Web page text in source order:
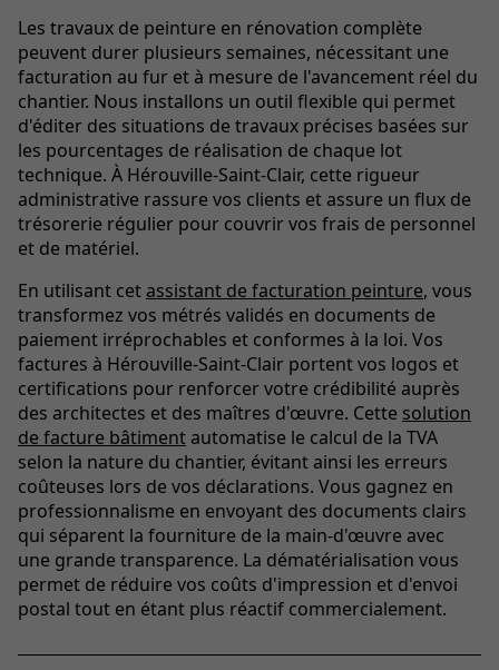
Les travaux de peinture en rénovation complète
peuvent durer plusieurs semaines, nécessitant une
facturation au fur et à mesure de l'avancement réel du
chantier. Nous installons un outil flexible qui permet
d'éditer des situations de travaux précises basées sur
les pourcentages de réalisation de chaque lot
technique. À Hérouville-Saint-Clair, cette rigueur
administrative rassure vos clients et assure un flux de
trésorerie régulier pour couvrir vos frais de personnel
et de matériel.
En utilisant cet assistant de facturation peinture, vous
transformez vos métrés validés en documents de
paiement irréprochables et conformes à la loi. Vos
factures à Hérouville-Saint-Clair portent vos logos et
certifications pour renforcer votre crédibilité auprès
des architectes et des maîtres d'œuvre. Cette solution
de facture bâtiment automatise le calcul de la TVA
selon la nature du chantier, évitant ainsi les erreurs
coûteuses lors de vos déclarations. Vous gagnez en
professionnalisme en envoyant des documents clairs
qui séparent la fourniture de la main-d'œuvre avec
une grande transparence. La dématérialisation vous
permet de réduire vos coûts d'impression et d'envoi
postal tout en étant plus réactif commercialement.